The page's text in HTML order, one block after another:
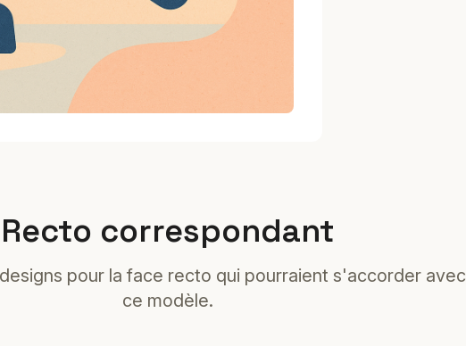
Recto correspondant
pour la face recto qui pourraient s'accorder avec
ce modèle.